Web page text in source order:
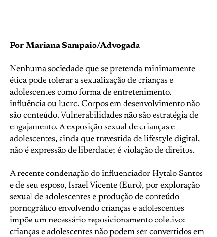
Por Mariana Sampaio/Advogada
Nenhuma sociedade que se pretenda minimamente
ética pode tolerar a sexualização de crianças e
adolescentes como forma de entretenimento,
influência ou lucro. Corpos em desenvolvimento não
são conteúdo. Vulnerabilidades não são estratégia de
engajamento. A exposição sexual de crianças e
adolescentes, ainda que travestida de lifestyle digital,
não é expressão de liberdade; é violação de direitos.
A recente condenação do influenciador Hytalo Santos
e de seu esposo, Israel Vicente (Euro), por exploração
sexual de adolescentes e produção de conteúdo
pornográfico envolvendo crianças e adolescentes
impõe um necessário reposicionamento coletivo:
crianças e adolescentes não podem ser convertidos em